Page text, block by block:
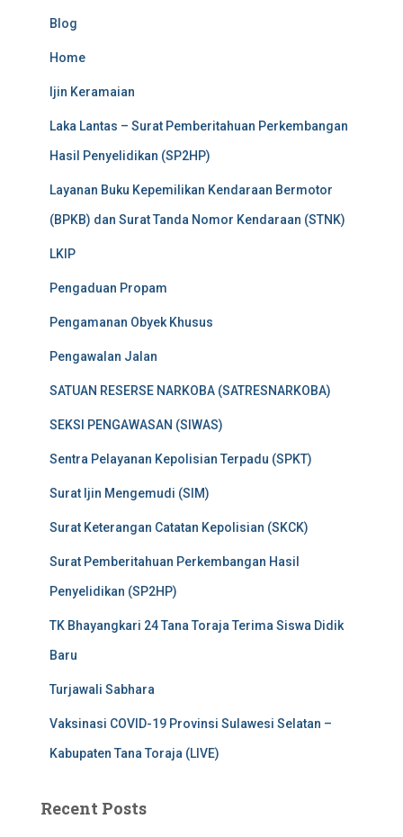
Blog
Home
Ijin Keramaian
Laka Lantas – Surat Pemberitahuan Perkembangan
Hasil Penyelidikan (SP2HP)
Layanan Buku Kepemilikan Kendaraan Bermotor
(BPKB) dan Surat Tanda Nomor Kendaraan (STNK)
LKIP
Pengaduan Propam
Pengamanan Obyek Khusus
Pengawalan Jalan
SATUAN RESERSE NARKOBA (SATRESNARKOBA)
SEKSI PENGAWASAN (SIWAS)
Sentra Pelayanan Kepolisian Terpadu (SPKT)
Surat Ijin Mengemudi (SIM)
Surat Keterangan Catatan Kepolisian (SKCK)
Surat Pemberitahuan Perkembangan Hasil
Penyelidikan (SP2HP)
TK Bhayangkari 24 Tana Toraja Terima Siswa Didik
Baru
Turjawali Sabhara
Vaksinasi COVID-19 Provinsi Sulawesi Selatan –
Kabupaten Tana Toraja (LIVE)
Recent Posts